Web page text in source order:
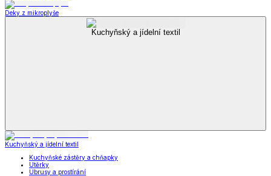
Deky z mikroplyše
Kuchyňský a jídelní textil
Kuchyňský a jídelní textil
Kuchyňské zástěry a chňapky
Utěrky
Ubrusy a prostírání